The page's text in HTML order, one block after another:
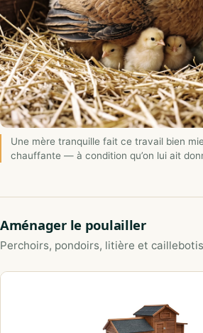
Une mère tranquille fait ce travail bien
chauffante — à condition qu’on lui ait
Aménager le poulailler
Perchoirs, pondoirs, litière et